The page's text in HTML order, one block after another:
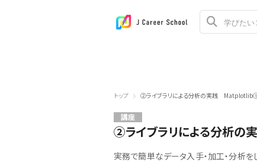
トップ ②ライブラリによる分析の実践
講座
②ライブラリによる分析
実務で簡単なデータ入手・加工・分析